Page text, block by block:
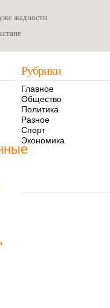
жадности
Рубрики
Главное
Общество
Политика
Разное
Спорт
Экономика